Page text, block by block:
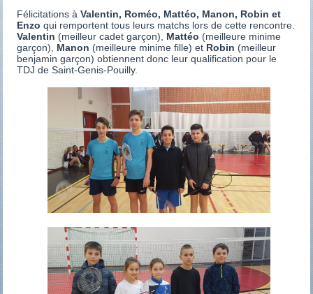
Félicitations àValentin, Roméo, Mattéo, Manon, Robin et
Enzo qui remportent tous leurs matchs lors de cette rencontre.
Valentin (meilleur cadet garçon), Mattéo (meilleure minime
garçon), Manon (meilleure minime fille) et Robin (meilleur
benjamin garçon) obtiennent donc leur qualification pour le
TDJ de Saint-Genis-Pouilly.